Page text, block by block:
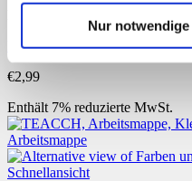
Nur
Farben und Formen
€2,99
Enthält 7% reduzierte MwSt.
Schnellansicht